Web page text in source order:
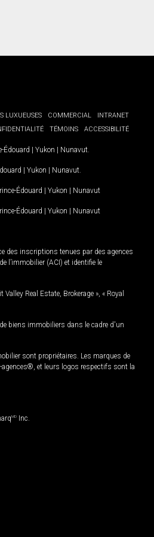
LUXUEUSES COMMERCIAL
INTRANET
TÉMOINS ACCESSIBILITÉ
Édouard | Yukon | Nunavut
| Yukon | Nunavut
Édouard | Yukon | Nunavut
Édouard | Yukon | Nunavut
des inscriptions tenues par des agences
l’immobilier (ACI) et identifie le
Valley Real Estate, Brokerage », « Royal
biens immobiliers dans le cadre d'un
sont propriétaires. Les marques de
et leurs logos respectifs sont la
MD Inc.